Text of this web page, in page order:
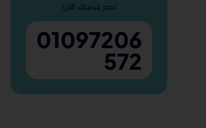
احجز خدمتك الآن!
01097206
572